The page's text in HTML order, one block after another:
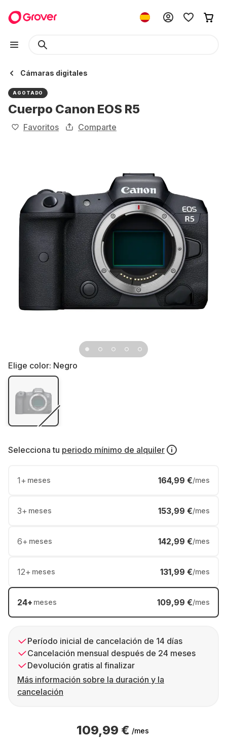
Cámaras digitales
AGOTADO
Cuerpo Canon EOS R5
Favoritos Comparte
Elige color: Negro
Selecciona tu periodo mínimo de alquiler
1+ meses 164,99 €/mes
3+ meses 153,99 €/mes
6+ meses 142,99 €/mes
12+ meses 131,99 €/mes
24+ meses 109,99 €/mes
Período inicial de cancelación de 14 días
Cancelación mensual después de 24 meses
Devolución gratis al finalizar
Más información sobre la duración y la
cancelación
109,99 € /mes